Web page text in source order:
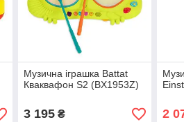
Музична іграшка Battat
Кваквафон S2 (BX1953Z)
3 195₴ 2